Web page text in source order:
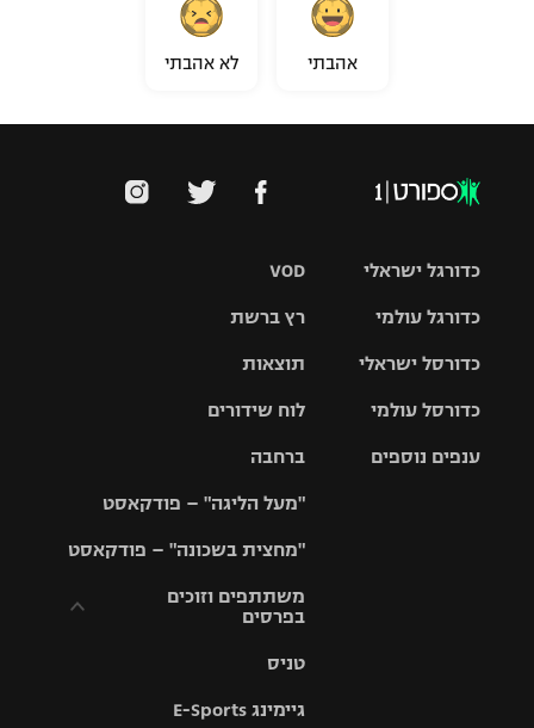
אהבתי לא אהבתי
VOD
רץ ברשת
תוצאות
לוח שידורים
ברחבה
"מעל הליגה" – פודקאסט
"מחצית בשכונה" – פודקאסט
משתתפים וזוכים
בפרסים
וזוכים בפרסים
טניס
גיימינג E-Sports
כדורגל ישראלי
גביע הטוטו
כדורגל עולמי
האלופות
ליגה
כדורסל ישראלי
סל
כדורסל עולמי
ענפים נוספים